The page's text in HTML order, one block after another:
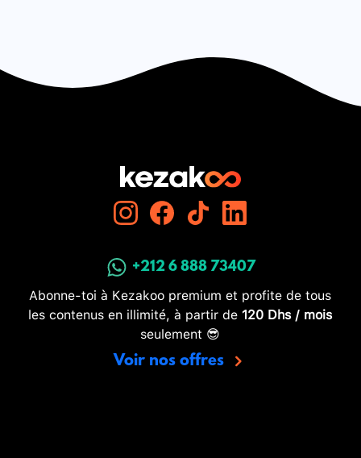
+212 6 888 73407
Abonne-toi à Kezakoo premium et profite de tous
les contenus en illimité, à partir de 120 Dhs / mois
seulement 😎
Voir nos offres